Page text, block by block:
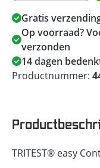
Gratis
Op voorraad?
verzonden
14 dagen
Productnummer:
TRITEST® easy